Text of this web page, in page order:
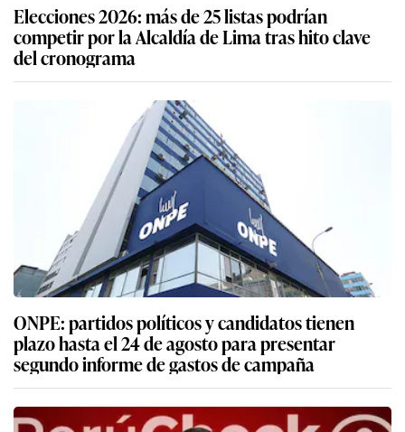
Elecciones 2026: más de 25 listas podrían
competir por la Alcaldía de Lima tras hito clave
del cronograma
ONPE: partidos políticos y candidatos tienen
plazo hasta el 24 de agosto para presentar
segundo informe de gastos de campaña